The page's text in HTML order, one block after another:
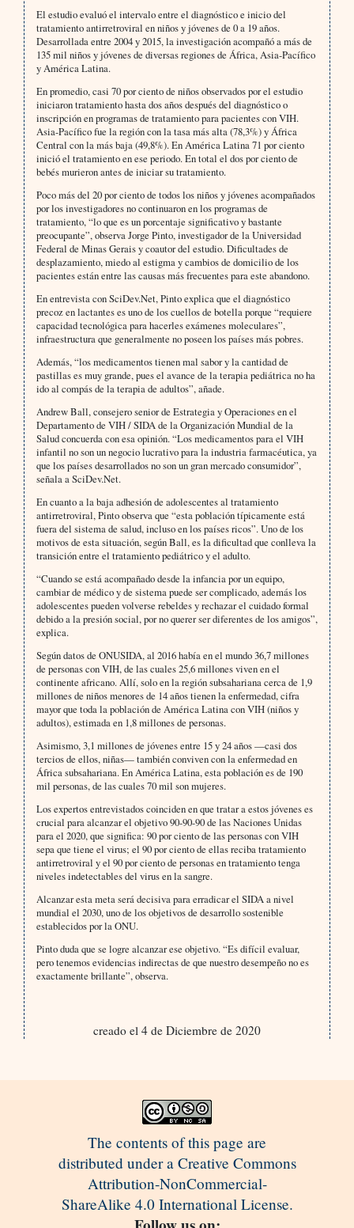
El estudio evaluó el intervalo entre el diagnóstico e inicio del
tratamiento antirretroviral en niños y jóvenes de 0 a 19 años.
Desarrollada entre 2004 y 2015, la investigación acompañó a más de
135 mil niños y jóvenes de diversas regiones de África, Asia-Pacífico
y América Latina.
En promedio, casi 70 por ciento de niños observados por el estudio
iniciaron tratamiento hasta dos años después del diagnóstico o
inscripción en programas de tratamiento para pacientes con VIH.
Asia-Pacífico fue la región con la tasa más alta (78,3%) y África
Central con la más baja (49,8%). En América Latina 71 por ciento
inició el tratamiento en ese periodo. En total el dos por ciento de
bebés murieron antes de iniciar su tratamiento.
Poco más del 20 por ciento de todos los niños y jóvenes acompañados
por los investigadores no continuaron en los programas de
tratamiento, “lo que es un porcentaje significativo y bastante
preocupante”, observa Jorge Pinto, investigador de la Universidad
Federal de Minas Gerais y coautor del estudio. Dificultades de
desplazamiento, miedo al estigma y cambios de domicilio de los
pacientes están entre las causas más frecuentes para este abandono.
En entrevista con SciDev.Net, Pinto explica que el diagnóstico
precoz en lactantes es uno de los cuellos de botella porque “requiere
capacidad tecnológica para hacerles exámenes moleculares”,
infraestructura que generalmente no poseen los países más pobres.
Además, “los medicamentos tienen mal sabor y la cantidad de
pastillas es muy grande, pues el avance de la terapia pediátrica no ha
ido al compás de la terapia de adultos”, añade.
Andrew Ball, consejero senior de Estrategia y Operaciones en el
Departamento de VIH / SIDA de la Organización Mundial de la
Salud concuerda con esa opinión. “Los medicamentos para el VIH
infantil no son un negocio lucrativo para la industria farmacéutica, ya
que los países desarrollados no son un gran mercado consumidor”,
señala a SciDev.Net.
En cuanto a la baja adhesión de adolescentes al tratamiento
antirretroviral, Pinto observa que “esta población típicamente está
fuera del sistema de salud, incluso en los países ricos”. Uno de los
motivos de esta situación, según Ball, es la dificultad que conlleva la
transición entre el tratamiento pediátrico y el adulto.
“Cuando se está acompañado desde la infancia por un equipo,
cambiar de médico y de sistema puede ser complicado, además los
adolescentes pueden volverse rebeldes y rechazar el cuidado formal
debido a la presión social, por no querer ser diferentes de los amigos”,
explica.
Según datos de ONUSIDA, al 2016 había en el mundo 36,7 millones
de personas con VIH, de las cuales 25,6 millones viven en el
continente africano. Allí, solo en la región subsahariana cerca de 1,9
millones de niños menores de 14 años tienen la enfermedad, cifra
mayor que toda la población de América Latina con VIH (niños y
adultos), estimada en 1,8 millones de personas.
Asimismo, 3,1 millones de jóvenes entre 15 y 24 años —casi dos
tercios de ellos, niñas— también conviven con la enfermedad en
África subsahariana. En América Latina, esta población es de 190
mil personas, de las cuales 70 mil son mujeres.
Los expertos entrevistados coinciden en que tratar a estos jóvenes es
crucial para alcanzar el objetivo 90-90-90 de las Naciones Unidas
para el 2020, que significa: 90 por ciento de las personas con VIH
sepa que tiene el virus; el 90 por ciento de ellas reciba tratamiento
antirretroviral y el 90 por ciento de personas en tratamiento tenga
niveles indetectables del virus en la sangre.
Alcanzar esta meta será decisiva para erradicar el SIDA a nivel
mundial el 2030, uno de los objetivos de desarrollo sostenible
establecidos por la ONU.
Pinto duda que se logre alcanzar ese objetivo. “Es difícil evaluar,
pero tenemos evidencias indirectas de que nuestro desempeño no es
exactamente brillante”, observa.
creado el 4 de Diciembre de 2020
The contents of this page are
distributed under a Creative Commons
Attribution-NonCommercial-
ShareAlike 4.0 International License.